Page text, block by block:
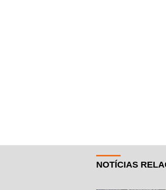
NOTÍCIAS